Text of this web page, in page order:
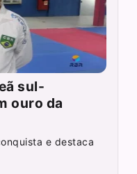
sul-
ouro da
e destaca